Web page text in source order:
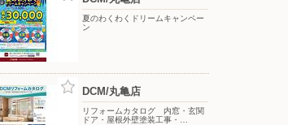
夏のわくわくドリームキャンペー
ン
DCM/丸亀店
リフォームカタログ 内窓・玄関
ドア・屋根外壁塗装工事・…